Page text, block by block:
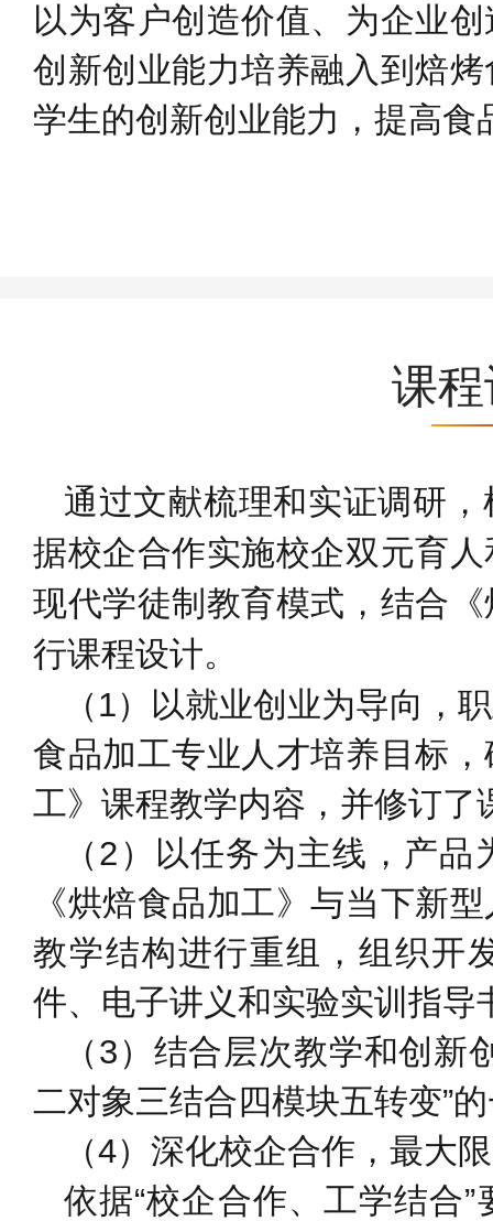
以为客户创造价值、为企业
创新创业能力培养融入到焙
学生的创新创业能力，提高食
课
通过文献梳理和实证调研
据校企合作实施校企双元育
现代学徒制教育模式，结合
行课程设计。
（1）以就业创业为导向，
食品加工专业人才培养目标
工》课程教学内容，并修订了
（2）以任务为主线，产
《烘焙食品加工》与当下新
教学结构进行重组，组织开
件、电子讲义和实验实训指导
（3）结合层次教学和创新
二对象三结合四模块五转变”
（4）深化校企合作，最大
依据“校企合作、工学结合